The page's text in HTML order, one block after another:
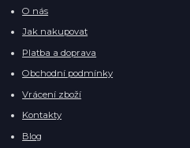
O nás
Jak nakupovat
Platba a doprava
Obchodní podmínky
Vrácení zboží
Kontakty
Blog